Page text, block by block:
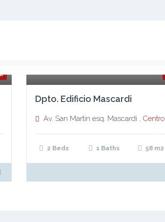
Dpto. Edificio Mascardi
Av. San Martin esq. Mascardi , Centro
2 Beds 1 Baths 58 m2